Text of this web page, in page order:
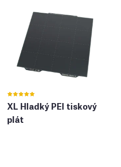
XL Hladký PEI tiskový
plát